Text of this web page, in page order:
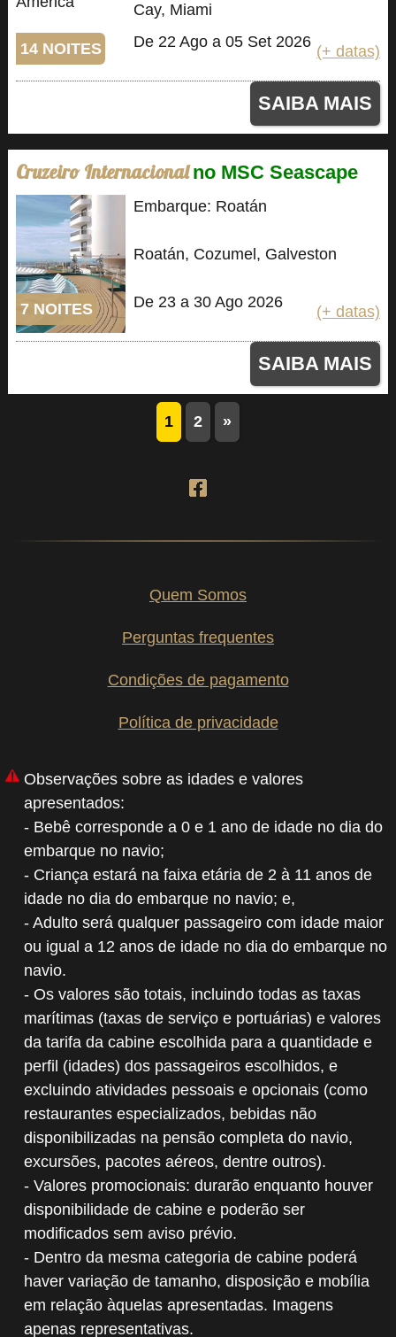
14 NOITES
Cay, Miami
De 22 Ago a 05 Set 2026
(+ datas)
SAIBA MAIS
Cruzeiro Internacional no MSC Seascape
7 NOITES
Embarque: Roatán
Roatán, Cozumel, Galveston
De 23 a 30 Ago 2026
(+ datas)
SAIBA MAIS
1 2 »
Quem Somos
Perguntas frequentes
Condições de pagamento
Política de privacidade
Observações sobre as idades e valores
apresentados:
- Bebê corresponde a 0 e 1 ano de idade no dia do
embarque no navio;
- Criança estará na faixa etária de 2 à 11 anos de
idade no dia do embarque no navio; e,
- Adulto será qualquer passageiro com idade maior
ou igual a 12 anos de idade no dia do embarque no
navio.
- Os valores são totais, incluindo todas as taxas
marítimas (taxas de serviço e portuárias) e valores
da tarifa da cabine escolhida para a quantidade e
perfil (idades) dos passageiros escolhidos, e
excluindo atividades pessoais e opcionais (como
restaurantes especializados, bebidas não
disponibilizadas na pensão completa do navio,
excursões, pacotes aéreos, dentre outros).
- Valores promocionais: durarão enquanto houver
disponibilidade de cabine e poderão ser
modificados sem aviso prévio.
- Dentro da mesma categoria de cabine poderá
haver variação de tamanho, disposição e mobília
em relação àquelas apresentadas. Imagens
apenas representativas.